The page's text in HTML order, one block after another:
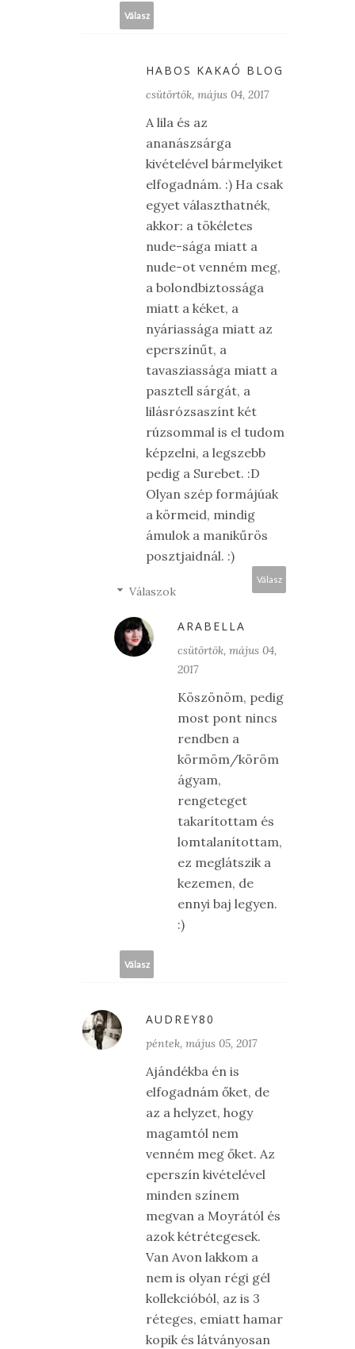
Válasz
HABOS KAKAÓ BLOG
csütörtök, május 04, 2017
A lila és az
ananászsárga
kivételével bármelyiket
elfogadnám. :) Ha csak
egyet választhatnék,
akkor: a tökéletes
nude-sága miatt a
nude-ot venném meg,
a bolondbiztossága
miatt a kéket, a
nyáriassága miatt az
eperszínűt, a
tavasziassága miatt a
pasztell sárgát, a
lilásrózsaszínt két
rúzsommal is el tudom
képzelni, a legszebb
pedig a Surebet. :D
Olyan szép formájúak
a körmeid, mindig
ámulok a manikűrös
posztjaidnál. :)
Válasz
Válaszok
ARABELLA
csütörtök, május 04,
2017
Köszönöm, pedig
most pont nincs
rendben a
körmöm/köröm
ágyam,
rengeteget
takarítottam és
lomtalanítottam,
ez meglátszik a
kezemen, de
ennyi baj legyen.
:)
Válasz
AUDREY80
péntek, május 05, 2017
Ajándékba én is
elfogadnám őket, de
az a helyzet, hogy
magamtól nem
venném meg őket. Az
eperszín kivételével
minden színem
megvan a Moyrától és
azok kétrétegesek.
Van Avon lakkom a
nem is olyan régi gél
kollekcióból, az is 3
réteges, emiatt hamar
kopik és látványosan